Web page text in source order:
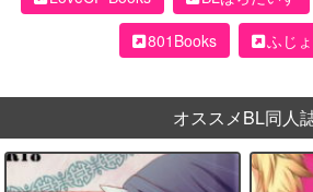
801Books
ふじ
オススメBL同人